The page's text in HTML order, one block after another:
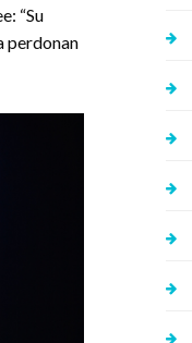
“Su
perdonan